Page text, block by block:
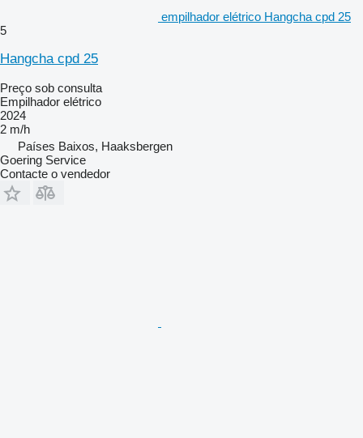
empilhador elétrico Hangcha cpd 25
5
Hangcha cpd 25
Preço sob consulta
Empilhador elétrico
2024
2 m/h
Países Baixos, Haaksbergen
Goering Service
Contacte o vendedor